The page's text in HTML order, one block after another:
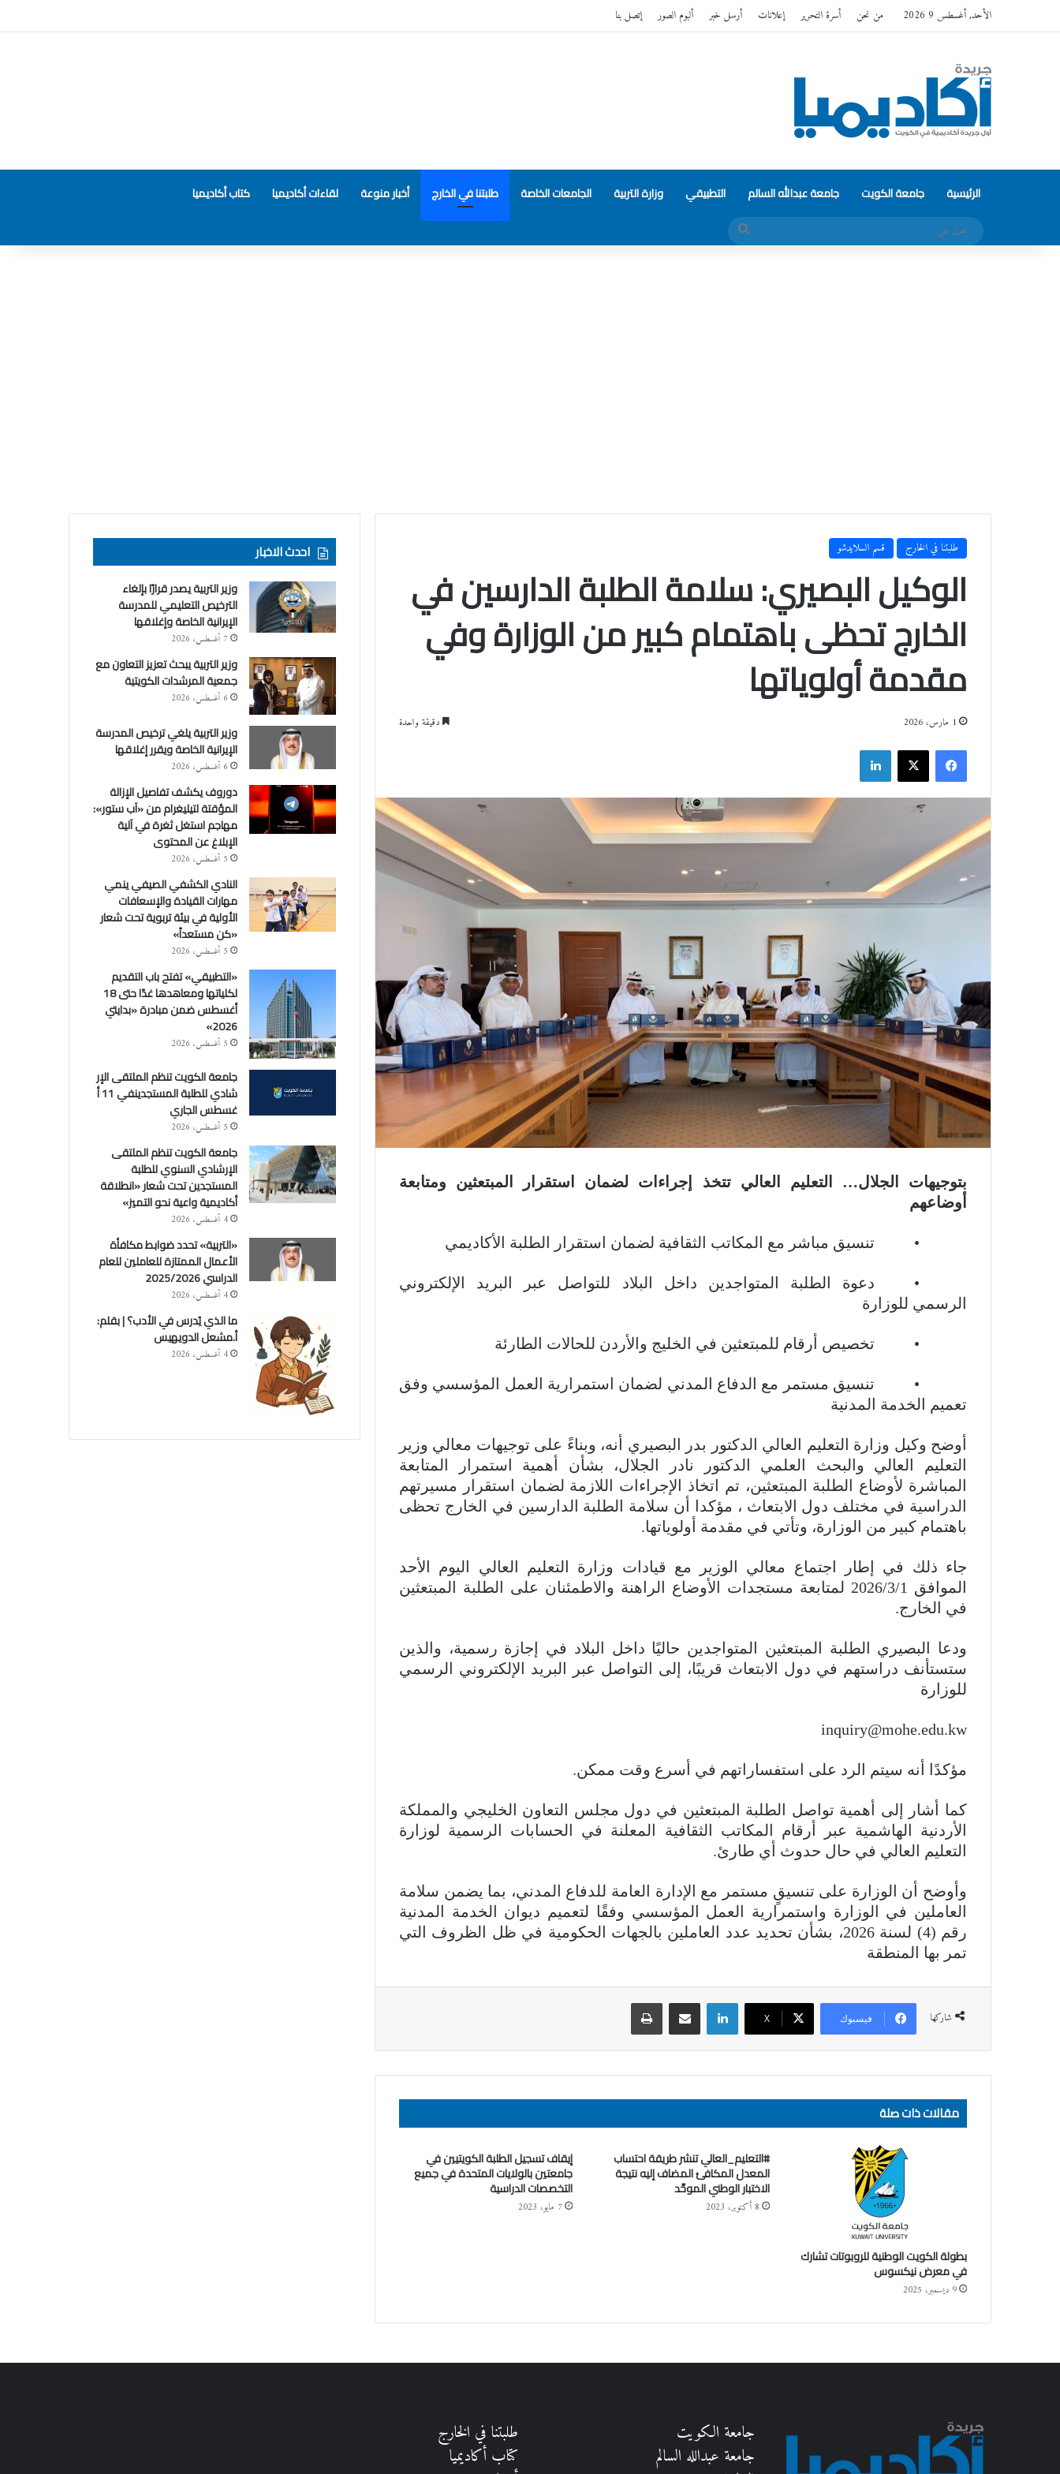
الأحد, أغسطس 9 2026 من نحن أسرة التحرير إعلانات أرسل خبر ألبوم الصور إتصل بنا
الرئيسية جامعة الكويت جامعة عبدالله السالم التطبيقي وزارة التربية الجامعات الخاصة طلبتنا في الخارج أخبار منوعة لقاءات أكاديميا كتاب أكاديميا
بحث
طلبتنا في الخارج قسم السلايدشو
الوكيل البصيري: سلامة الطلبة الدارسين في
الخارج تحظى باهتمام كبير من الوزارة وفي
مقدمة أولوياتها
1 مارس، 2026 دقيقة واحدة
فيسبوك ‫X لينكدإن
بتوجيهات الجلال… التعليم العالي تتخذ إجراءات لضمان استقرار المبتعثين ومتابعة
أوضاعهم
• تنسيق مباشر مع المكاتب الثقافية لضمان استقرار الطلبة الأكاديمي
• دعوة الطلبة المتواجدين داخل البلاد للتواصل عبر البريد الإلكتروني
الرسمي للوزارة
• تخصيص أرقام للمبتعثين في الخليج والأردن للحالات الطارئة
• تنسيق مستمر مع الدفاع المدني لضمان استمرارية العمل المؤسسي وفق
تعميم الخدمة المدنية
أوضح وكيل وزارة التعليم العالي الدكتور بدر البصيري أنه، وبناءً على توجيهات معالي وزير
التعليم العالي والبحث العلمي الدكتور نادر الجلال، بشأن أهمية استمرار المتابعة
المباشرة لأوضاع الطلبة المبتعثين، تم اتخاذ الإجراءات اللازمة لضمان استقرار مسيرتهم
الدراسية في مختلف دول الابتعاث ، مؤكدا أن سلامة الطلبة الدارسين في الخارج تحظى
باهتمام كبير من الوزارة، وتأتي في مقدمة أولوياتها.
جاء ذلك في إطار اجتماع معالي الوزير مع قيادات وزارة التعليم العالي اليوم الأحد
الموافق 2026/3/1 لمتابعة مستجدات الأوضاع الراهنة والاطمئنان على الطلبة المبتعثين
في الخارج.
ودعا البصيري الطلبة المبتعثين المتواجدين حاليًا داخل البلاد في إجازة رسمية، والذين
ستستأنف دراستهم في دول الابتعاث قريبًا، إلى التواصل عبر البريد الإلكتروني الرسمي
للوزارة
inquiry@mohe.edu.kw
مؤكدًا أنه سيتم الرد على استفساراتهم في أسرع وقت ممكن.
كما أشار إلى أهمية تواصل الطلبة المبتعثين في دول مجلس التعاون الخليجي والمملكة
الأردنية الهاشمية عبر أرقام المكاتب الثقافية المعلنة في الحسابات الرسمية لوزارة
التعليم العالي في حال حدوث أي طارئ.
وأوضح أن الوزارة على تنسيقٍ مستمر مع الإدارة العامة للدفاع المدني، بما يضمن سلامة
العاملين في الوزارة واستمرارية العمل المؤسسي وفقًا لتعميم ديوان الخدمة المدنية
رقم (4) لسنة 2026، بشأن تحديد عدد العاملين بالجهات الحكومية في ظل الظروف التي
تمر بها المنطقة
شاركها فيسبوك ‫X
لينكدإن مشاركة عبر البريد طباعة
مقالات ذات صلة
بطولة الكويت الوطنية للروبوتات تشارك
في معرض نيكسوس
9 ديسمبر، 2025
#التعليم_العالي تنشر طريقة احتساب
المعدل المكافئ المضاف إليه نتيجة
الاختبار الوطني الموحَّد
8 أكتوبر، 2023
إيقاف تسجيل الطلبة الكويتيين في
جامعتين بالولايات المتحدة في جميع
التخصصات الدراسية
7 مايو، 2023
احدث الاخبار
وزير التربية يصدر قرارًا بإلغاء
الترخيص التعليمي للمدرسة
الإيرانية الخاصة وإغلاقها
7 أغسطس، 2026
وزير التربية يبحث تعزيز التعاون مع
جمعية المرشدات الكويتية
6 أغسطس، 2026
وزير التربية يلغي ترخيص المدرسة
الإيرانية الخاصة ويقرر إغلاقها
6 أغسطس، 2026
دوروف يكشف تفاصيل الإزالة
المؤقتة لتيليغرام من «آب ستور»:
مهاجم استغل ثغرة في آلية
الإبلاغ عن المحتوى
5 أغسطس، 2026
النادي الكشفي الصيفي ينمي
مهارات القيادة والإسعافات
الأولية في بيئة تربوية تحت شعار
«كن مستعداً»
5 أغسطس، 2026
«التطبيقي» تفتح باب التقديم
لكلياتها ومعاهدها غدًا حتى 18
أغسطس ضمن مبادرة «بدايتي
2026»
5 أغسطس، 2026
جامعة الكويت تنظم الملتقى الإر
شادي للطلبة المستجدينفي 11 أ
غسطس الجاري
5 أغسطس، 2026
جامعة الكويت تنظم الملتقى
الإرشادي السنوي للطلبة
المستجدين تحت شعار «انطلاقة
أكاديمية واعية نحو التميز»
4 أغسطس، 2026
«التربية» تحدد ضوابط مكافأة
الأعمال الممتازة للعاملين للعام
الدراسي 2025/2026
4 أغسطس، 2026
ما الذي يُدرس في الأدب؟ | بقلم:
أ.مشعل الدويهيس
4 أغسطس، 2026
جامعة الكويت
جامعة عبدالله السالم
طلبتنا في الخارج
كتاب أكاديميا